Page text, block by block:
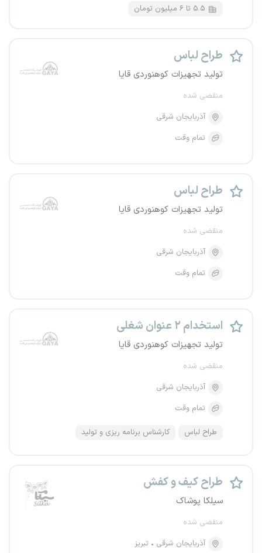
۵.۵ تا ۶ میلیون تومان
طراح لباس
تولید تجهیزات کوهنوردی قایا
منقضی شده
آذربایجان شرقی
تمام وقت
طراح لباس
تولید تجهیزات کوهنوردی قایا
منقضی شده
آذربایجان شرقی
تمام وقت
استخدام ۲ عنوان شغلی
تولید تجهیزات کوهنوردی قایا
منقضی شده
آذربایجان شرقی
تمام وقت
طراح لباس کارشناس برنامه ریزی و تولید
طراح کیف و کفش
سیلکا پوشاک
منقضی شده
آذربایجان شرقی
تبریز